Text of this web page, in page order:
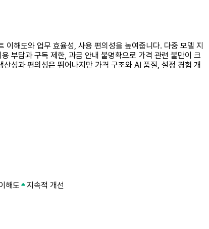
해도와 업무 효율성, 사용 편의성을 높여줍니다. 다중 모델 지
부담과 구독 제한, 과금 안내 불명확으로 가격 관련 불만이 크
성과 편의성은 뛰어나지만 가격 구조와 AI 품질, 설정 경험 개
해도
지속적 개선